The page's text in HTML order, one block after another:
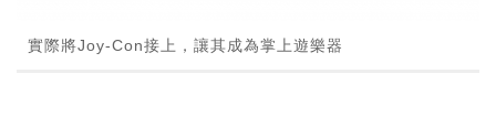
實際將Joy-Con接上，讓其成為掌上遊樂器